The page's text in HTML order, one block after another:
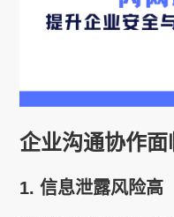
企业沟通协作
1. 信息泄露风险高